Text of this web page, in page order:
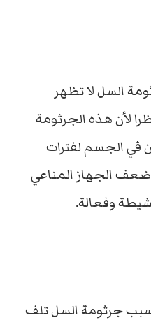
السل لا تظهر
لأن هذه الجرثومة
الجسم لفترات
ضعف الجهاز المناعي
وفعالة.
جرثومة السل تلف